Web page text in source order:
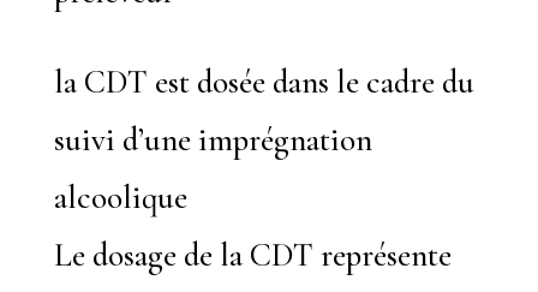
la CDT est dosée dans le cadre du
suivi d’une imprégnation
alcoolique
Le dosage de la CDT représente